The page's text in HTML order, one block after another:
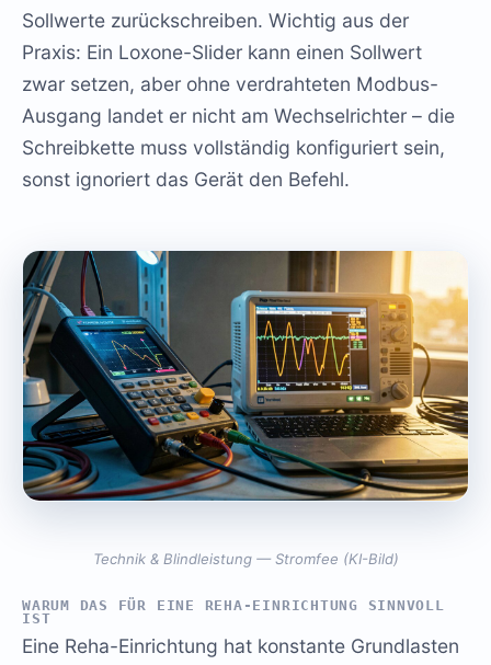
Sollwerte zurückschreiben. Wichtig aus der
Praxis: Ein Loxone-Slider kann einen Sollwert
zwar setzen, aber ohne verdrahteten Modbus-
Ausgang landet er nicht am Wechselrichter – die
Schreibkette muss vollständig konfiguriert sein,
sonst ignoriert das Gerät den Befehl.
Technik & Blindleistung — Stromfee (KI-Bild)
WARUM DAS FÜR EINE REHA-EINRICHTUNG SINNVOLL
IST
Eine Reha-Einrichtung hat konstante Grundlasten